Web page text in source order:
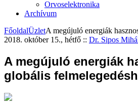
Orvoselektronika
Archívum
FőoldalÜzletA megújuló energiák
2018. október 15., hétfő :: Dr. Sipos
A megújuló energiák
globális